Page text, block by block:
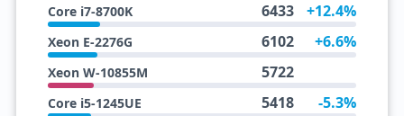
Core i7-8700K 6433 +12.4%
Xeon E-2276G 6102 +6.6%
Xeon W-10855M 5722
Core i5-1245UE 5418 -5.3%